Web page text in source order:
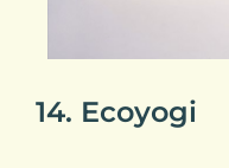
14. Ecoyogi